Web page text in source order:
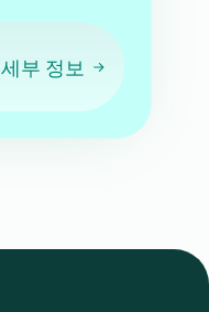
세부 정보